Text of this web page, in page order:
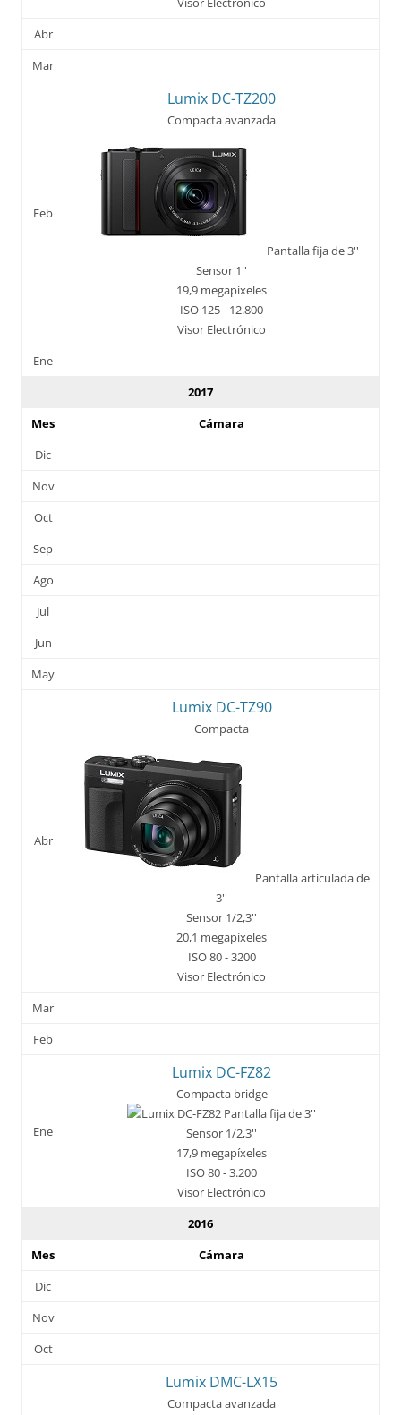
Abr
Mar
Feb
Lumix DC-TZ200
Compacta avanzada
Pantalla fija de 3''
Sensor 1''
19,9 megapíxeles
ISO 125 - 12.800
Visor Electrónico
Ene
2017
Mes
Cámara
Dic
Nov
Oct
Sep
Ago
Jul
Jun
May
Abr
Lumix DC-TZ90
Compacta
Pantalla articulada de
3''
Sensor 1/2,3''
20,1 megapíxeles
ISO 80 - 3200
Visor Electrónico
Mar
Feb
Ene
Lumix DC-FZ82
Compacta bridge
Pantalla fija de 3''
Sensor 1/2,3''
17,9 megapíxeles
ISO 80 - 3.200
Visor Electrónico
2016
Mes
Cámara
Dic
Nov
Oct
Lumix DMC-LX15
Compacta avanzada